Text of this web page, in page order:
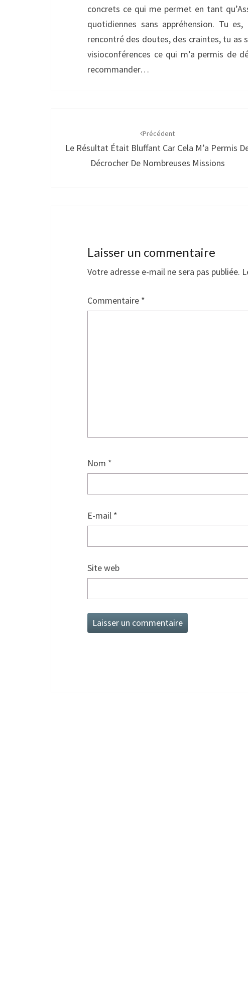
concrets ce qui me permet en tant
quotidiennes sans appréhension. Tu
rencontré des doutes, des craintes, tu as
visioconférences ce qui m’a permis de
recommander…
Précédent
Le Résultat Était Bluffant Car Cela M’a Permis
Décrocher De Nombreuses Missions
Laisser un commentaire
Votre adresse e-mail ne sera pas publiée.
Commentaire *
Nom *
E-mail *
Site web